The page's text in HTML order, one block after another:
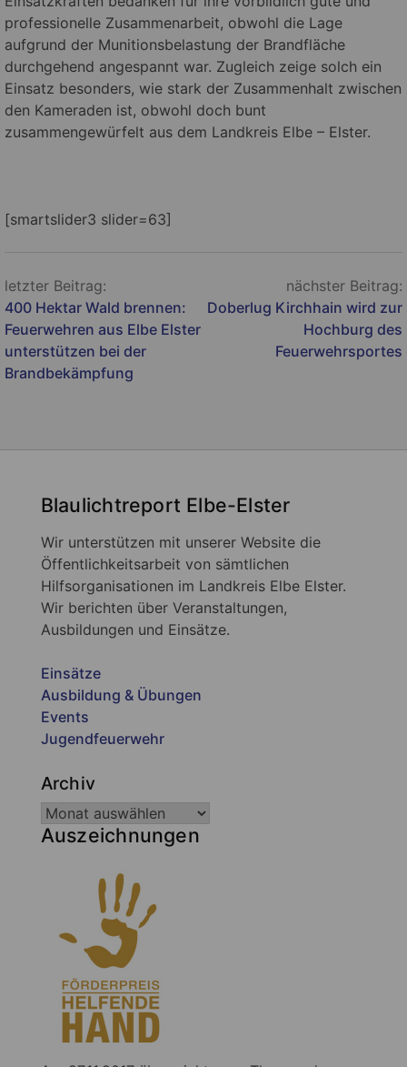
professionelle Zusammenarbeit, obwohl die Lage
aufgrund der Munitionsbelastung der Brandfläche
durchgehend angespannt war. Zugleich zeige solch ein
Einsatz besonders, wie stark der Zusammenhalt zwischen
den Kameraden ist, obwohl doch bunt
zusammengewürfelt aus dem Landkreis Elbe – Elster.
[smartslider3 slider=63]
Beitragsnavigation
letzter Beitrag:
400 Hektar Wald brennen:
Feuerwehren aus Elbe Elster
unterstützen bei der
Brandbekämpfung
nächster Beitrag:
Doberlug Kirchhain wird zur
Hochburg des
Feuerwehrsportes
Blaulichtreport Elbe-Elster
Wir unterstützen mit unserer Website die
Öffentlichkeitsarbeit von sämtlichen
Hilfsorganisationen im Landkreis Elbe Elster.
Wir berichten über Veranstaltungen,
Ausbildungen und Einsätze.
Einsätze
Ausbildung & Übungen
Events
Jugendfeuerwehr
Archiv
Auszeichnungen